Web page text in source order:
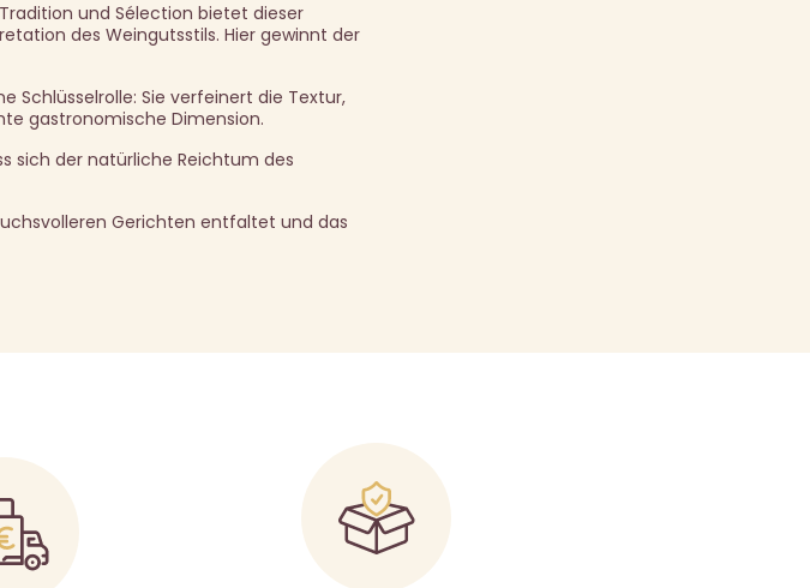
und Sélection bietet dieser
des Weingutsstils. Hier gewinnt der
Schlüsselrolle: Sie verfeinert die Textur,
gastronomische Dimension.
sich der natürliche Reichtum des
Gerichten entfaltet und das